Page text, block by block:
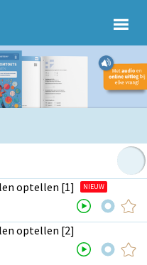
optellen [1] NIEUW
optellen [2]